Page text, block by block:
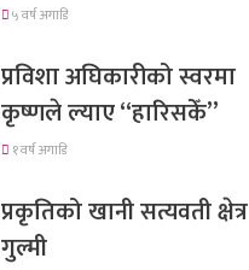
५ वर्ष अगाडि
प्रविशा अघिकारीको स्वरमा
कृष्णले ल्याए “हारिसकेँ”
१ वर्ष अगाडि
प्रकृतिको खानी सत्यवती क्षेत्र
गुल्मी